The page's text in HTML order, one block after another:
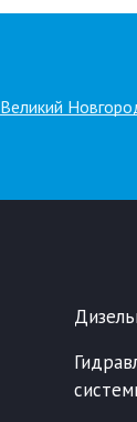
Великий